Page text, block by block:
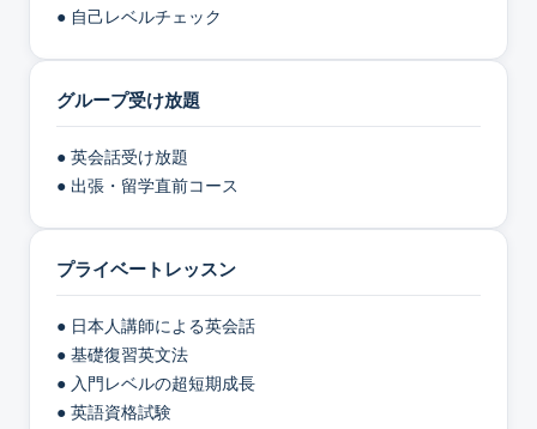
● 自己レベルチェック
グループ受け放題
● 英会話受け放題
● 出張・留学直前コース
プライベートレッスン
● 日本人講師による英会話
● 基礎復習英文法
● 入門レベルの超短期成長
● 英語資格試験